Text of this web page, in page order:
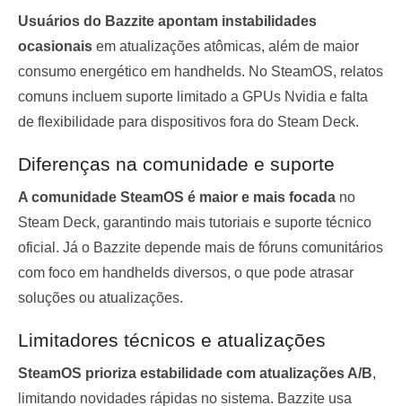
Usuários do Bazzite apontam instabilidades
ocasionais em atualizações atômicas, além de maior
consumo energético em handhelds. No SteamOS, relatos
comuns incluem suporte limitado a GPUs Nvidia e falta
de flexibilidade para dispositivos fora do Steam Deck.
Diferenças na comunidade e suporte
A comunidade SteamOS é maior e mais focada no
Steam Deck, garantindo mais tutoriais e suporte técnico
oficial. Já o Bazzite depende mais de fóruns comunitários
com foco em handhelds diversos, o que pode atrasar
soluções ou atualizações.
Limitadores técnicos e atualizações
SteamOS prioriza estabilidade com atualizações A/B,
limitando novidades rápidas no sistema. Bazzite usa